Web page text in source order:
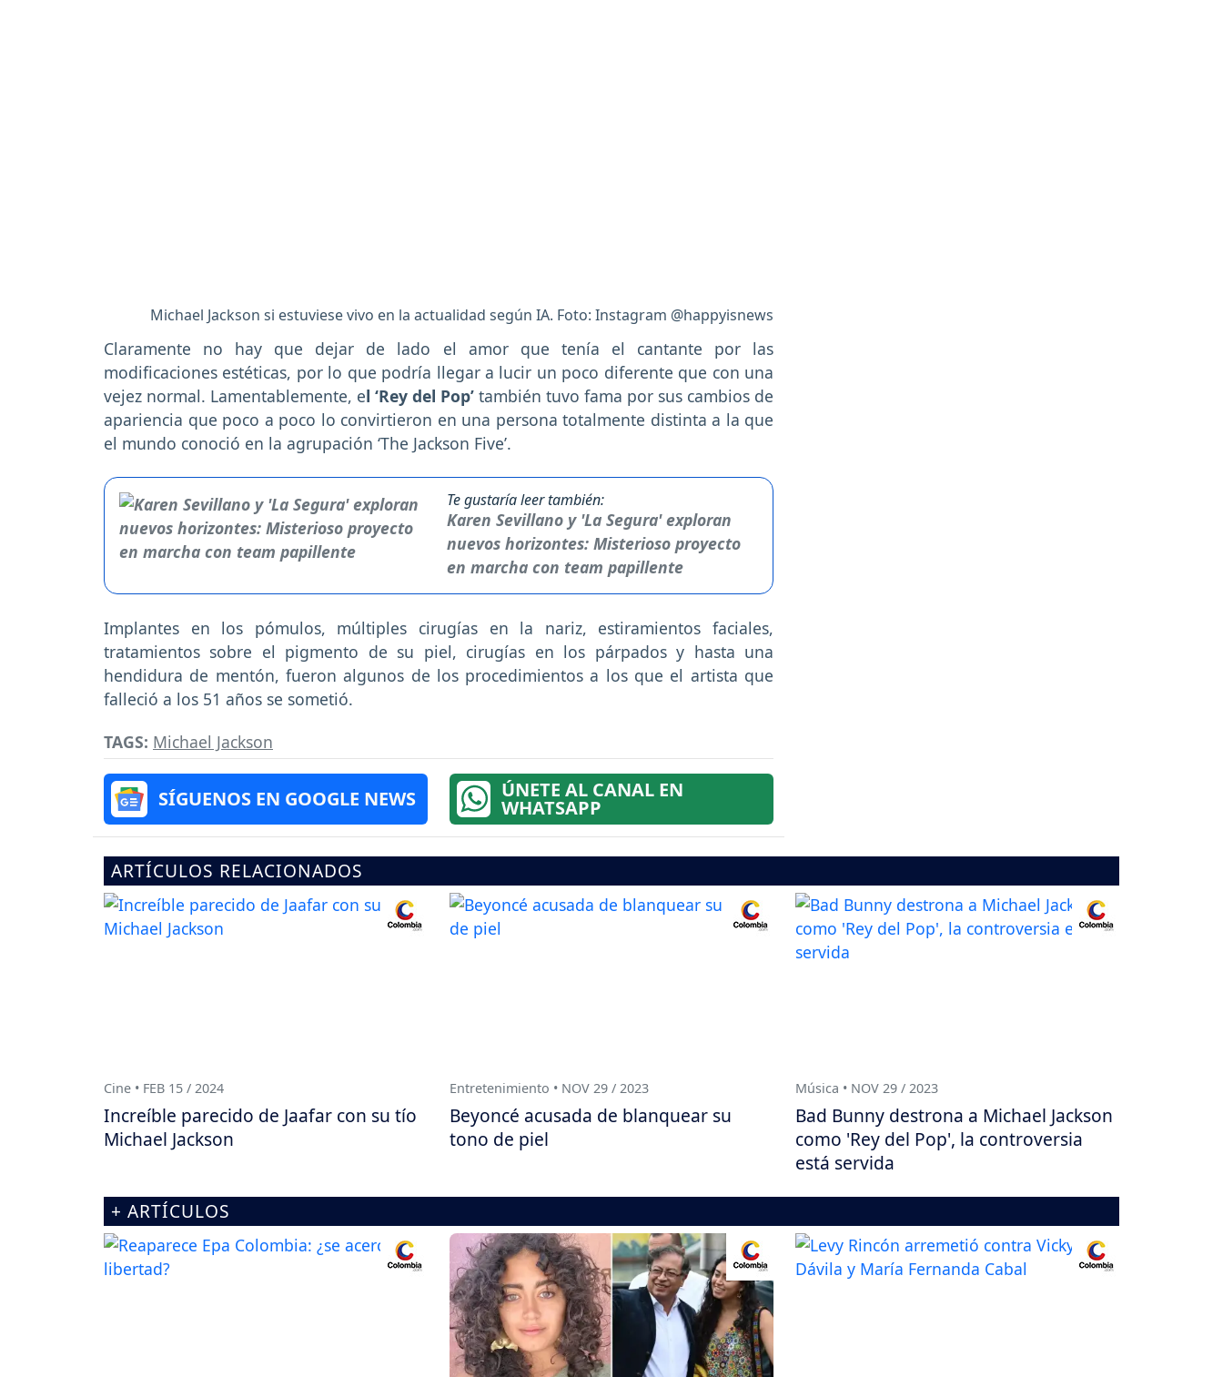
Michael Jackson si estuviese vivo en la actualidad según IA. Foto: Instagram @happyisnews
Claramente no hay que dejar de lado el amor que tenía el cantante por las
modificaciones estéticas, por lo que podría llegar a lucir un poco diferente que con una
vejez normal. Lamentablemente, el ‘Rey del Pop’ también tuvo fama por sus cambios de
apariencia que poco a poco lo convirtieron en una persona totalmente distinta a la que
el mundo conoció en la agrupación ‘The Jackson Five’.
Te gustaría leer también:
Karen Sevillano y 'La Segura' exploran
nuevos horizontes: Misterioso proyecto
en marcha con team papillente
Implantes en los pómulos, múltiples cirugías en la nariz, estiramientos faciales,
tratamientos sobre el pigmento de su piel, cirugías en los párpados y hasta una
hendidura de mentón, fueron algunos de los procedimientos a los que el artista que
falleció a los 51 años se sometió.
TAGS: Michael Jackson
SÍGUENOS EN GOOGLE NEWS ÚNETE AL CANAL EN
WHATSAPP
ARTÍCULOS RELACIONADOS
Cine • FEB 15 / 2024
Increíble parecido de Jaafar con su tío
Michael Jackson
Entretenimiento • NOV 29 / 2023
Beyoncé acusada de blanquear su
tono de piel
Música • NOV 29 / 2023
Bad Bunny destrona a Michael Jackson
como 'Rey del Pop', la controversia
está servida
+ ARTÍCULOS